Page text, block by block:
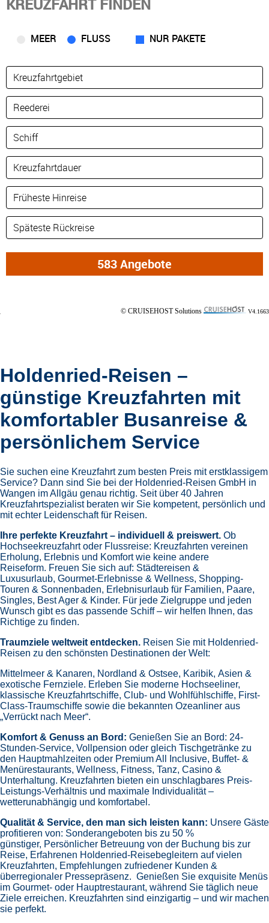
KREUZFAHRT FINDEN
MEER FLUSS NUR PAKETE
© CRUISEHOST Solutions V4.1663
Holdenried-Reisen –
günstige Kreuzfahrten mit
komfortabler Busanreise &
persönlichem Service
Sie suchen eine Kreuzfahrt zum besten Preis mit erstklassigem
Service? Dann sind Sie bei der Holdenried-Reisen GmbH in
Wangen im Allgäu genau richtig. Seit über 40 Jahren
Kreuzfahrtspezialist beraten wir Sie kompetent, persönlich und
mit echter Leidenschaft für Reisen.
Ihre perfekte Kreuzfahrt – individuell & preiswert. Ob
Hochseekreuzfahrt oder Flussreise: Kreuzfahrten vereinen
Erholung, Erlebnis und Komfort wie keine andere
Reiseform. Freuen Sie sich auf: Städtereisen &
Luxusurlaub, Gourmet-Erlebnisse & Wellness, Shopping-
Touren & Sonnenbaden, Erlebnisurlaub für Familien, Paare,
Singles, Best Ager & Kinder. Für jede Zielgruppe und jeden
Wunsch gibt es das passende Schiff – wir helfen Ihnen, das
Richtige zu finden.
Traumziele weltweit entdecken. Reisen Sie mit Holdenried-
Reisen zu den schönsten Destinationen der Welt:
Mittelmeer & Kanaren, Nordland & Ostsee, Karibik, Asien &
exotische Fernziele. Erleben Sie moderne Hochseeliner,
klassische Kreuzfahrtschiffe, Club- und Wohlfühlschiffe, First-
Class-Traumschiffe sowie die bekannten Ozeanliner aus
„Verrückt nach Meer“.
Komfort & Genuss an Bord: Genießen Sie an Bord: 24-
Stunden-Service, Vollpension oder gleich Tischgetränke zu
den Hauptmahlzeiten oder Premium All Inclusive, Buffet- &
Menürestaurants, Wellness, Fitness, Tanz, Casino &
Unterhaltung. Kreuzfahrten bieten ein unschlagbares Preis-
Leistungs-Verhältnis und maximale Individualität –
wetterunabhängig und komfortabel.
Qualität & Service, den man sich leisten kann: Unsere Gäste
profitieren von: Sonderangeboten bis zu 50 %
günstiger, Persönlicher Betreuung von der Buchung bis zur
Reise, Erfahrenen Holdenried-Reisebegleitern auf vielen
Kreuzfahrten, Empfehlungen zufriedener Kunden &
überregionaler Pressepräsenz. Genießen Sie exquisite Menüs
im Gourmet- oder Hauptrestaurant, während Sie täglich neue
Ziele erreichen. Kreuzfahrten sind einzigartig – und wir machen
sie perfekt.